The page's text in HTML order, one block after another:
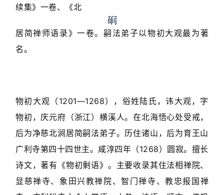
续集》一卷、《北
居简禅师语录》一卷。嗣法弟子以物初大观最为著
名。
物初大观（1201—1268），俗姓陆氏，讳大观，字
物初，庆元府（浙江）横溪人。在北海悟心处受戒，
后为净慈北涧居简嗣法弟子。历住诸山，后为育王山
广利寺第四十四世主。咸淳四年（1268）圆寂。擅长
诗文，著有《物初剩语》。主要收录其住法相禅院、
显慈禅寺、象田兴教禅院、智门禅寺、教忠报国禅